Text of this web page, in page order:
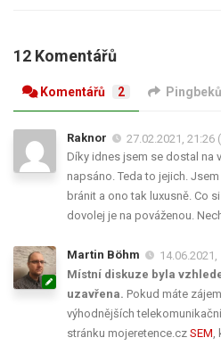
12 Komentářů
Komentářů 2 Pingbeků
Raknor
27.02.2021, 21:26
Díky idnes jsem se dostal na
napsáno. Teda to jejich.
bránit a ono tak luxusně. Co
dovolej je na pováženou.
Martin Böhm
14.06.2021,
Místní diskuze byla
uzavřena. Pokud máte
výhodnějších
stránku mojeretence.cz SEM,